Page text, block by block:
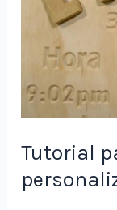
Tutorial